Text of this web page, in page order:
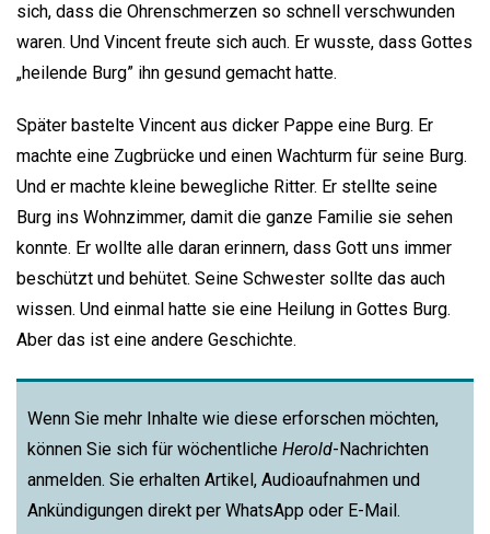
sich, dass die Ohrenschmerzen so schnell verschwunden
waren. Und Vincent freute sich auch. Er wusste, dass Gottes
„heilende Burg” ihn gesund gemacht hatte.
Später bastelte Vincent aus dicker Pappe eine Burg. Er
machte eine Zugbrücke und einen Wachturm für seine Burg.
Und er machte kleine bewegliche Ritter. Er stellte seine
Burg ins Wohnzimmer, damit die ganze Familie sie sehen
konnte. Er wollte alle daran erinnern, dass Gott uns immer
beschützt und behütet. Seine Schwester sollte das auch
wissen. Und einmal hatte sie eine Heilung in Gottes Burg.
Aber das ist eine andere Geschichte.
Wenn Sie mehr Inhalte wie diese erforschen möchten,
können Sie sich für wöchentliche Herold-Nachrichten
anmelden. Sie erhalten Artikel, Audioaufnahmen und
Ankündigungen direkt per WhatsApp oder E-Mail.